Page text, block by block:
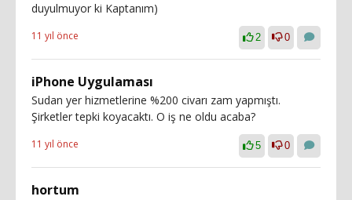
duyulmuyor ki Kaptanım)
11 yıl önce 2 0
iPhone Uygulaması
Sudan yer hizmetlerine %200 civarı zam yapmıştı.
Şirketler tepki koyacaktı. O iş ne oldu acaba?
11 yıl önce 5 0
hortum